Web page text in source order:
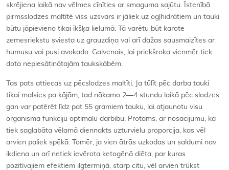
skrējiena laikā nav vēlmes cīnīties ar smaguma sajūtu. Īstenībā
pirmsslodzes maltītē viss uzsvars ir jāliek uz ogļhidrātiem un tauki
būtu jāpievieno tikai īkšķa lielumā. Tā varētu būt karote
zemesriekstu sviesta uz grauzdiņa vai arī dažas sausmaizītes ar
humusu vai pusi avokado. Galvenais, lai priekšroka vienmēr tiek
dota nepiesātinātajām taukskābēm.
Tas pats attiecas uz pēcslodzes maltīti. Ja tūlīt pēc darba tauki
tikai malsies pa kājām, tad nākamo 2—4 stundu laikā pēc slodzes
gan var patērēt līdz pat 55 gramiem tauku, lai atjaunotu visu
organisma funkciju optimālu darbību. Protams, ar nosacījumu, ka
tiek saglabāta vēlamā diennakts uzturvielu proporcija, kas vēl
arvien paliek spēkā. Tomēr, ja vien ātrās uzkodas un saldumi nav
ikdiena un arī netiek ievērota ketogēnā diēta, par kuras
pozitīvajiem efektiem ilgtermiņā, starp citu, vēl arvien trūkst